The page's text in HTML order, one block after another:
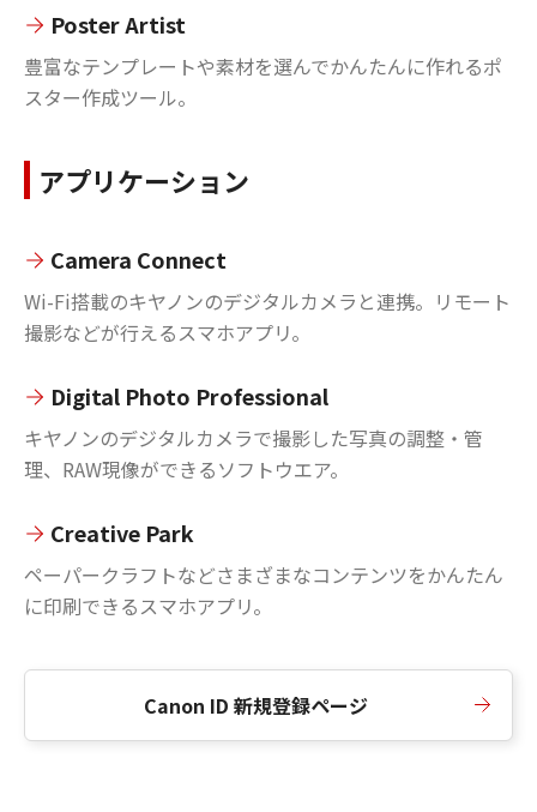
Poster Artist
豊富なテンプレートや素材を選んでかんたんに作れるポ
スター作成ツール。
アプリケーション
Camera Connect
Wi-Fi搭載のキヤノンのデジタルカメラと連携。リモート
撮影などが行えるスマホアプリ。
Digital Photo Professional
キヤノンのデジタルカメラで撮影した写真の調整・管
理、RAW現像ができるソフトウエア。
Creative Park
ペーパークラフトなどさまざまなコンテンツをかんたん
に印刷できるスマホアプリ。
Canon ID 新規登録ページ